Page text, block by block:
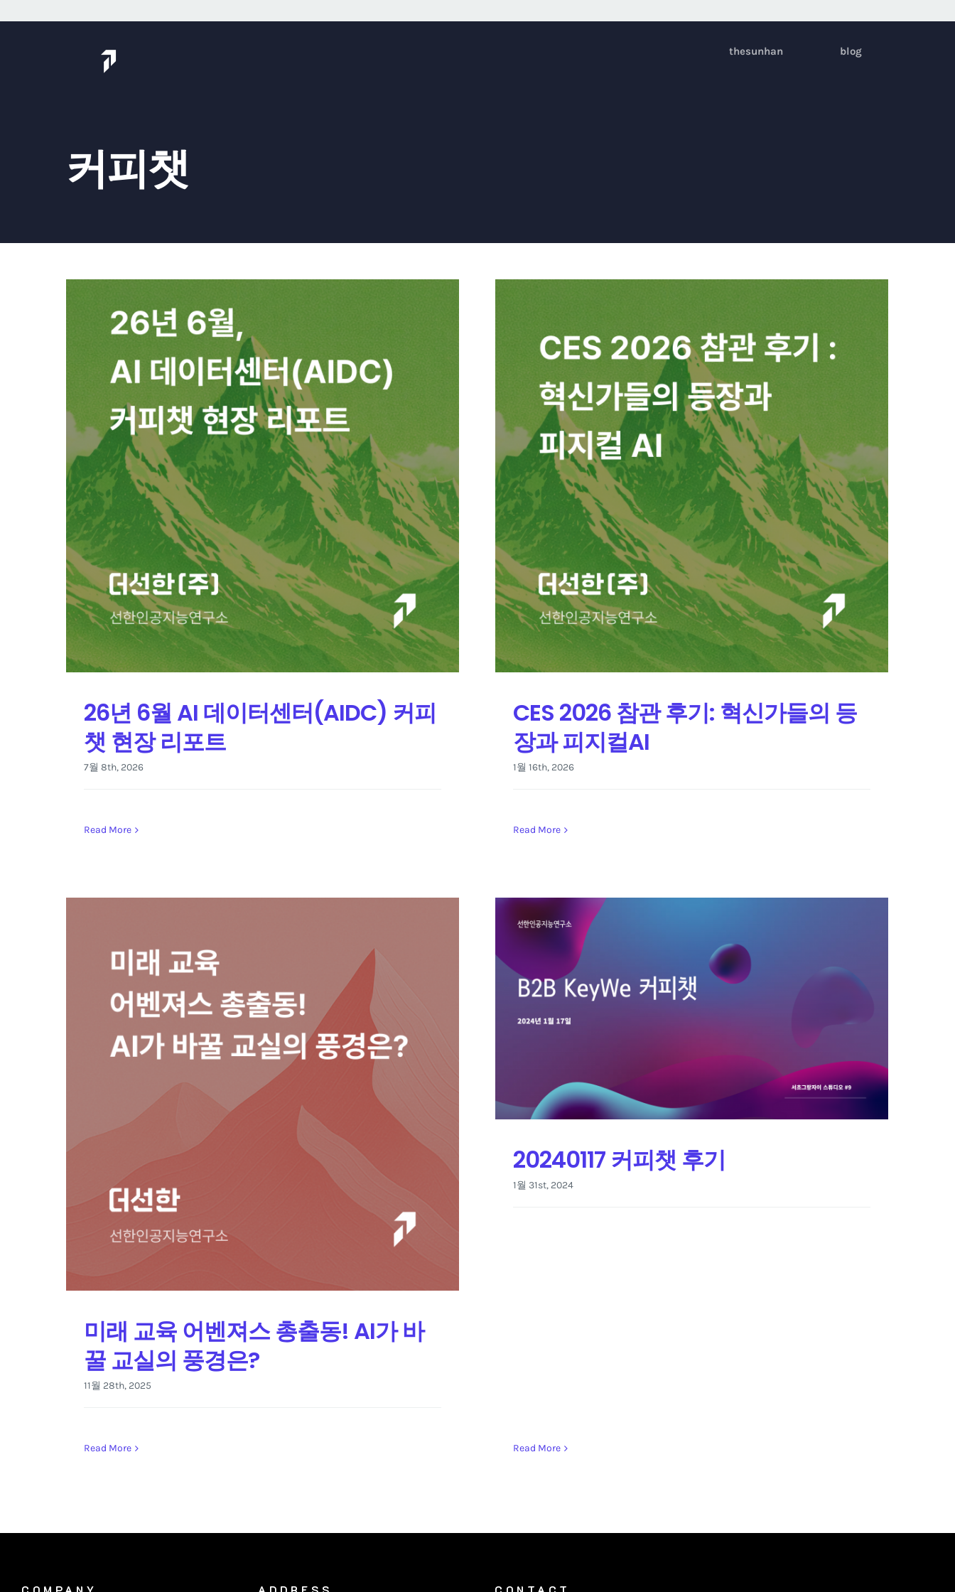
thesunhan blog
커피챗
26년 6월 AI 데이터센터(AIDC) 커피
챗 현장 리포트
7월 8th, 2026
Read More
CES 2026 참관 후기: 혁신가들의 등
장과 피지컬AI
1월 16th, 2026
Read More
미래 교육 어벤져스 총출동! AI가 바
꿀 교실의 풍경은?
11월 28th, 2025
Read More
20240117 커피챗 후기
1월 31st, 2024
Read More